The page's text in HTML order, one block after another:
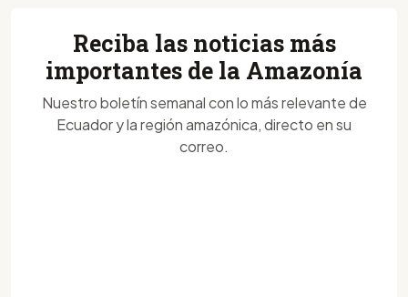
Reciba las noticias más
importantes de la Amazonía
Nuestro boletín semanal con lo más relevante de
Ecuador y la región amazónica, directo en su
correo.